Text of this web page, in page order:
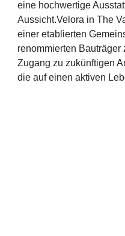
eine hochwertige
Aussicht.Velora in The
einer etablierten
renommierten
Zugang zu zukünftigen
die auf einen aktiven